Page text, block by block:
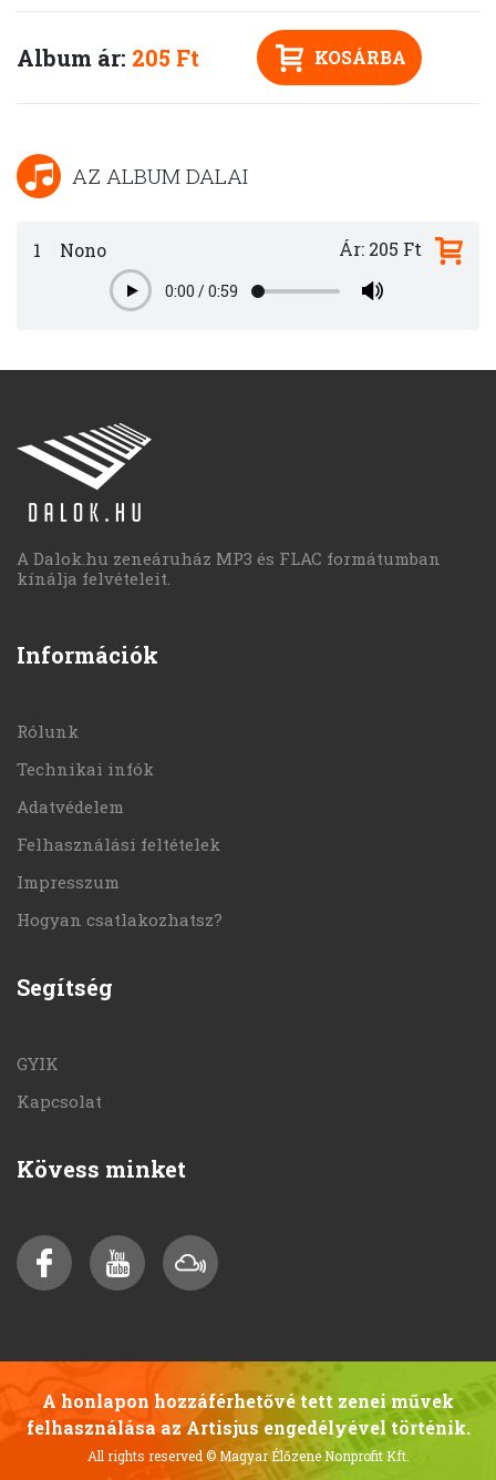
Album ár: 205 Ft KOSÁRBA
AZ ALBUM DALAI
1 Nono
Play0:00 /0:59
Ár: 205 Ft
A Dalok.hu zeneáruház MP3 és FLAC formátumban
kínálja felvételeit.
Információk
Rólunk
Technikai infók
Adatvédelem
Felhasználási feltételek
Impresszum
Hogyan csatlakozhatsz?
Segítség
GYIK
Kapcsolat
Kövess minket
A honlapon hozzáférhetővé tett zenei művek
felhasználása az Artisjus engedélyével történik.
All rights reserved© Magyar Élőzene Nonprofit Kft.